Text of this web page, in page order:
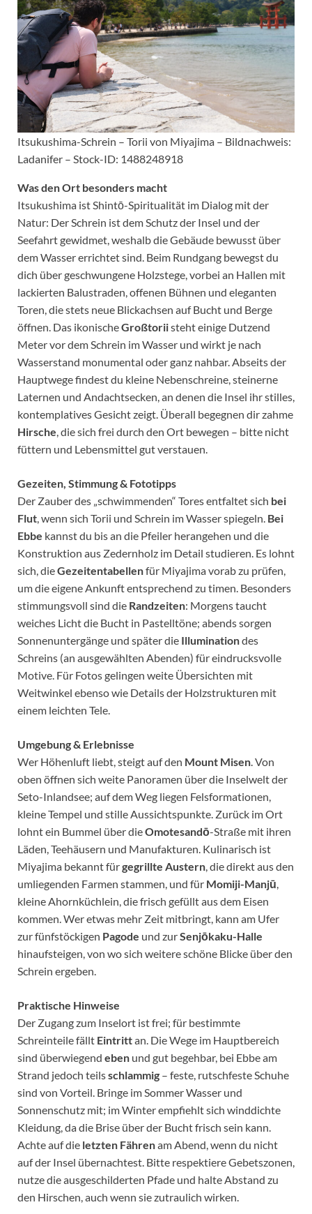
Itsukushima-Schrein – Torii von Miyajima – Bildnachweis:
Ladanifer – Stock-ID: 1488248918
Was den Ort besonders macht
Itsukushima ist Shintō-Spiritualität im Dialog mit der
Natur: Der Schrein ist dem Schutz der Insel und der
Seefahrt gewidmet, weshalb die Gebäude bewusst über
dem Wasser errichtet sind. Beim Rundgang bewegst du
dich über geschwungene Holzstege, vorbei an Hallen mit
lackierten Balustraden, offenen Bühnen und eleganten
Toren, die stets neue Blickachsen auf Bucht und Berge
öffnen. Das ikonischeGroßtoriisteht einige Dutzend
Meter vor dem Schrein im Wasser und wirkt je nach
Wasserstand monumental oder ganz nahbar. Abseits der
Hauptwege findest du kleine Nebenschreine, steinerne
Laternen und Andachtsecken, an denen die Insel ihr stilles,
kontemplatives Gesicht zeigt. Überall begegnen dir zahme
Hirsche , die sich frei durch den Ort bewegen – bitte nicht
füttern und Lebensmittel gut verstauen.
Gezeiten, Stimmung & Fototipps
Der Zauber des „schwimmenden“ Tores entfaltet sich bei
Flut , wenn sich Torii und Schrein im Wasser spiegeln. Bei
Ebbe kannst du bis an die Pfeiler herangehen und die
Konstruktion aus Zedernholz im Detail studieren. Es lohnt
sich, dieGezeitentabellenfür Miyajima vorab zu prüfen,
um die eigene Ankunft entsprechend zu timen. Besonders
stimmungsvoll sind die Randzeiten: Morgens taucht
weiches Licht die Bucht in Pastelltöne; abends sorgen
Sonnenuntergänge und später die Illuminationdes
Schreins (an ausgewählten Abenden) für eindrucksvolle
Motive. Für Fotos gelingen weite Übersichten mit
Weitwinkel ebenso wie Details der Holzstrukturen mit
einem leichten Tele.
Umgebung & Erlebnisse
Wer Höhenluft liebt, steigt auf den Mount Misen . Von
oben öffnen sich weite Panoramen über die Inselwelt der
Seto-Inlandsee; auf dem Weg liegen Felsformationen,
kleine Tempel und stille Aussichtspunkte. Zurück im Ort
lohnt ein Bummel über dieOmotesandō-Straße mit ihren
Läden, Teehäusern und Manufakturen. Kulinarisch ist
Miyajima bekannt fürgegrillte Austern , die direkt aus den
umliegenden Farmen stammen, und für Momiji-Manjū
kleine Ahornküchlein, die frisch gefüllt aus dem Eisen
kommen. Wer etwas mehr Zeit mitbringt, kann am Ufer
zur fünfstöckigen Pagode und zurSenjōkaku-Halle
hinaufsteigen, von wo sich weitere schöne Blicke über den
Schrein ergeben.
Praktische Hinweise
Der Zugang zum Inselort ist frei; für bestimmte
Schreinteile fällt Eintrittan. Die Wege im Hauptbereich
sind überwiegend eben und gut begehbar, bei Ebbe am
Strand jedoch teilsschlammig – feste, rutschfeste Schuhe
sind von Vorteil. Bringe im Sommer Wasser und
Sonnenschutz mit; im Winter empfiehlt sich winddichte
Kleidung, da die Brise über der Bucht frisch sein kann.
Achte auf die letzten Fährenam Abend, wenn du nicht
auf der Insel übernachtest. Bitte respektiere Gebetszonen,
nutze die ausgeschilderten Pfade und halte Abstand zu
den Hirschen, auch wenn sie zutraulich wirken.